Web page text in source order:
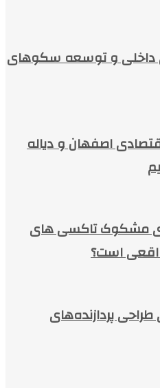
داخلی و توسعه سکوهای
اصفهان و دیاله
مشکوک تاکسی های
واقعی است؟
پردازنده‌های